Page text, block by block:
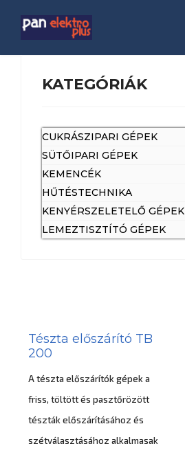
KATEGÓRIÁK
CUKRÁSZIPARI GÉPEK
SÜTŐIPARI GÉPEK
KEMENCÉK
HŰTÉSTECHNIKA
KENYÉRSZELETELŐ GÉPEK
LEMEZTISZTÍTÓ GÉPEK
Tészta előszárító TB
200
A tészta előszárítók gépek a
friss, töltött és pasztőrözött
tészták előszárításához és
szétválasztásához alkalmasak